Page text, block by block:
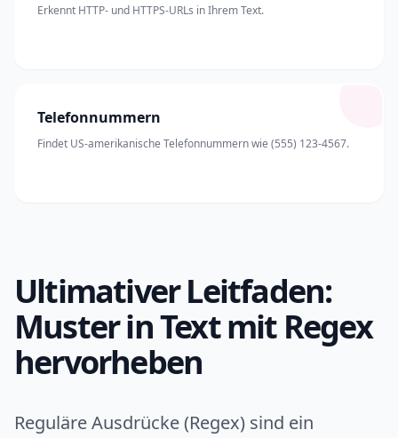
Erkennt HTTP- und HTTPS-URLs in Ihrem Text.
Telefonnummern
Findet US-amerikanische Telefonnummern wie (555) 123-4567.
Ultimativer Leitfaden:
Muster in Text mit Regex
hervorheben
Reguläre Ausdrücke (Regex) sind ein